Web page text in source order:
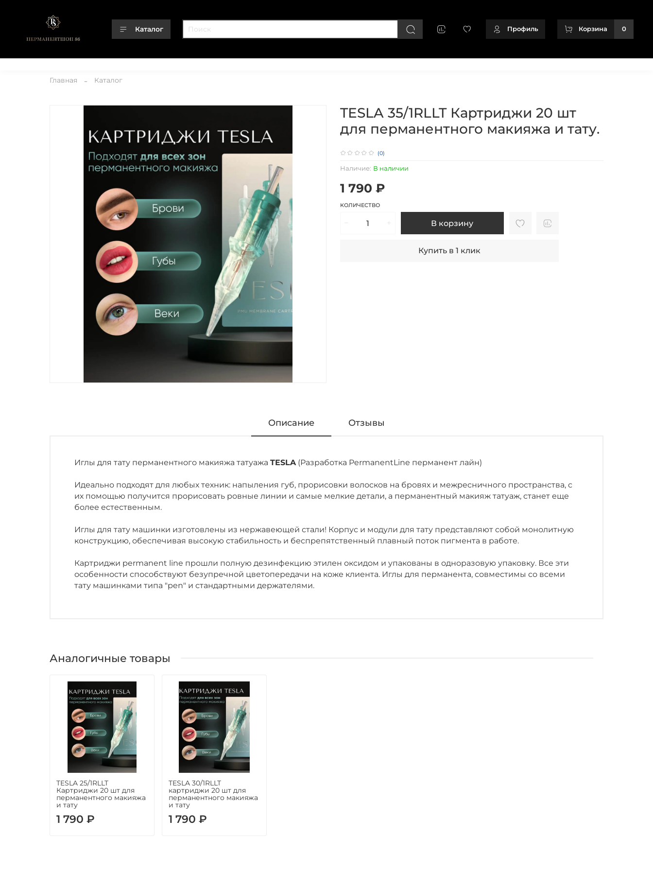
Каталог Профиль Корзина 0
Главная Каталог
(0)
Наличие: В наличии
TESLA 35/1RLLT Картриджи 20 шт
для перманентного макияжа и тату.
1 790 ₽
КОЛИЧЕСТВО
В корзину
Купить в 1 клик
Описание Отзывы
Иглы для тату перманентного макияжа татуажа TESLA (Разработка PermanentLine перманент лайн)
Идеально подходят для любых техник: напыления губ, прорисовки волосков на бровях и межресничного пространства, с
их помощью получится прорисовать ровные линии и самые мелкие детали, а перманентный макияж татуаж, станет еще
более естественным.
Иглы для тату машинки изготовлены из нержавеющей стали! Корпус и модули для тату представляют собой монолитную
конструкцию, обеспечивая высокую стабильность и беспрепятственный плавный поток пигмента в работе.
Картриджи permanent line прошли полную дезинфекцию этилен оксидом и упакованы в одноразовую упаковку. Все эти
особенности способствуют безупречной цветопередачи на коже клиента. Иглы для перманента, совместимы со всеми
тату машинками типа "pen" и стандартными держателями.
Аналогичные товары
TESLA 25/1RLLT
Картриджи 20 шт для
перманентного макияжа
и тату
1 790 ₽
TESLA 30/1RLLT
картриджи 20 шт для
перманентного макияжа
и тату
1 790 ₽